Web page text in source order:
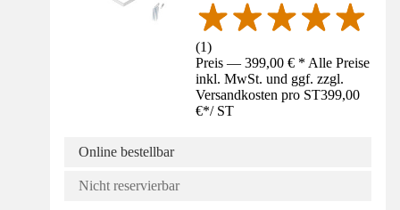
(1)
Preis — 399,00 € * Alle Preise
inkl. MwSt. und ggf. zzgl.
Versandkosten pro ST399,00
€*/ ST
Online bestellbar
Nicht reservierbar